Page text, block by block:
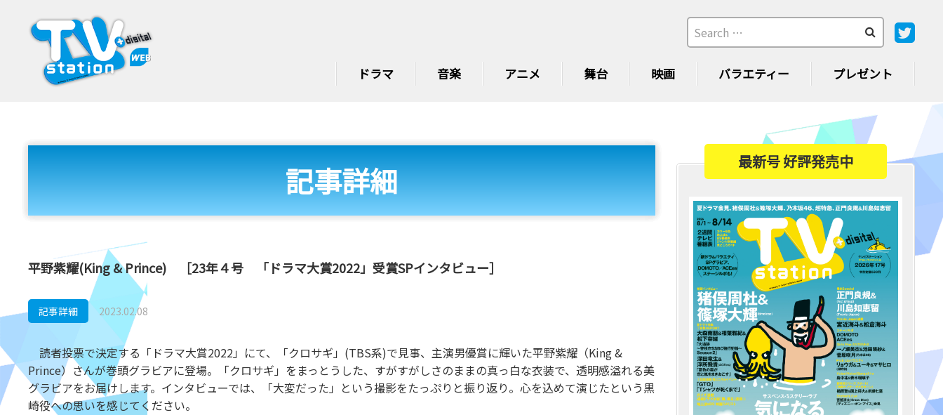
ドラマ 音楽 アニメ 舞台 映画 バラエティー プレゼント
記事詳細
平野紫耀(King & Prince) ［23年４号 「ドラマ大賞2022」受賞SPインタビュー］
記事詳細 2023.02.08
読者投票で決定する「ドラマ大賞2022」にて、「クロサギ」(TBS系)で見事、主演男優賞に輝いた平野紫耀（King &
Prince）さんが巻頭グラビアに登場。「クロサギ」をまっとうした、すがすがしさのままの真っ白な衣装で、透明感溢れる美
グラビアをお届けします。インタビューでは、「大変だった」という撮影をたっぷりと振り返り。心を込めて演じたという黒
崎役への思いを感じてください。
最新号 好評発売中